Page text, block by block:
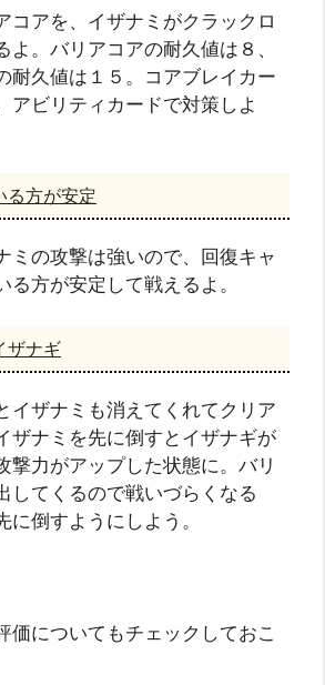
コアを、イザナミがクラックロ
よ。バリアコアの耐久値は８、
耐久値は１５。コアブレイカー
アビリティカードで対策しよ
る方が安定
ミの攻撃は強いので、回復キャ
る方が安定して戦えるよ。
ザナギ
イザナミも消えてくれてクリア
ザナミを先に倒すとイザナギが
撃力がアップした状態に。バリ
してくるので戦いづらくなる
に倒すようにしよう。
価についてもチェックしておこ